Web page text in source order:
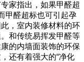
家指出，如果甲醛超
甲醛超标也可引起孕
，室内装修材料的环
和传统易挥发甲醛等
的内墙面装饰的环保
还有着强大的“净化